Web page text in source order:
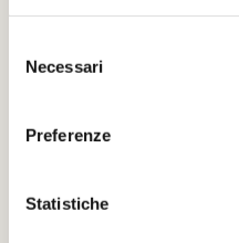
delNecessari
Preferenze
Statistiche
Ripe
de chaussee avec vue sur le
piscine idéal pour une